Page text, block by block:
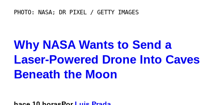
PHOTO: NASA; DR PIXEL / GETTY IMAGES
Why NASA Wants to Send a
Laser-Powered Drone Into Caves
Beneath the Moon